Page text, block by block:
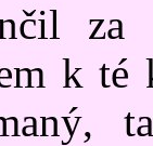
za
k té